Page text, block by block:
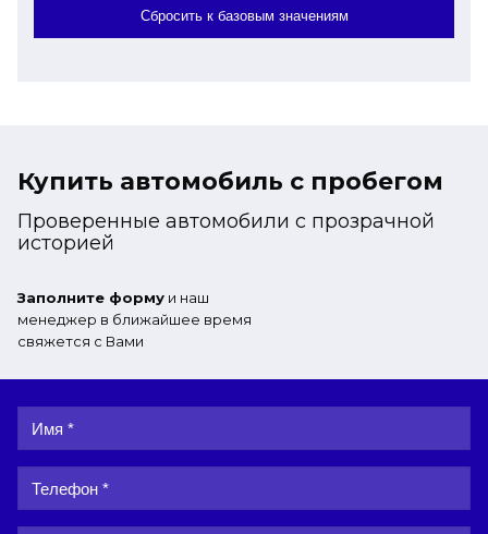
Сбросить к базовым значениям
Купить автомобиль с пробегом
Проверенные автомобили с прозрачной
историей
Заполните форму и наш
менеджер в ближайшее время
свяжется с Вами